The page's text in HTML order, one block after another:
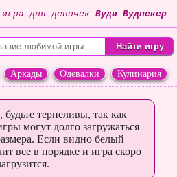
для девочек Вуди Вудпекер
Аркады Одевалки
Кулинария
терпеливы, так как
могут долго загружаться
Если видно белый
все в порядке и игра скоро